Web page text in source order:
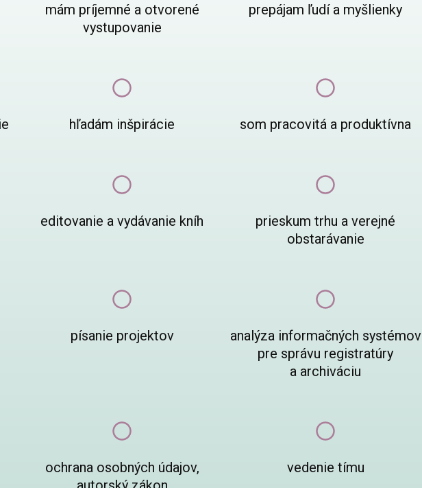
mám príjemné a otvorené
vystupovanie
prepájam ľudí a myšlienky
hľadám inšpirácie som pracovitá a produktívna
editovanie a vydávanie kníh
prieskum trhu a verejné
obstarávanie
písanie projektov
analýza informačných systémov
pre správu registratúry
a archiváciu
ochrana osobných údajov,
vedenie tímu